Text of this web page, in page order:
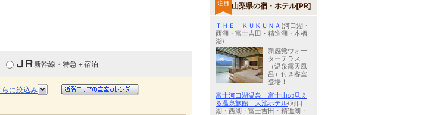
新幹線・特急＋宿泊
らに絞込み
山梨県の宿・ホテル[PR]
ＴＨＥ ＫＵＫＵＮＡ (河口湖・
西湖・富士吉田・精進湖・本栖
湖)
新感覚ウォー
ターテラス
（温泉露天風
呂）付き客室
登場！
富士河口湖温泉 富士山の見え
る温泉旅館 大池ホテル(河口
湖・西湖・富士吉田・精進湖・